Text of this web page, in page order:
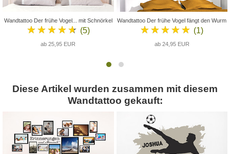
Wandtattoo Der frühe Vogel... mit Schnörkel
★★★★★ (5)
ab 25,95 EUR
Wandtattoo Der frühe Vogel fängt den Wurm
★★★★★ (1)
ab 24,95 EUR
Diese Artikel wurden zusammen mit diesem
Wandtattoo gekauft: